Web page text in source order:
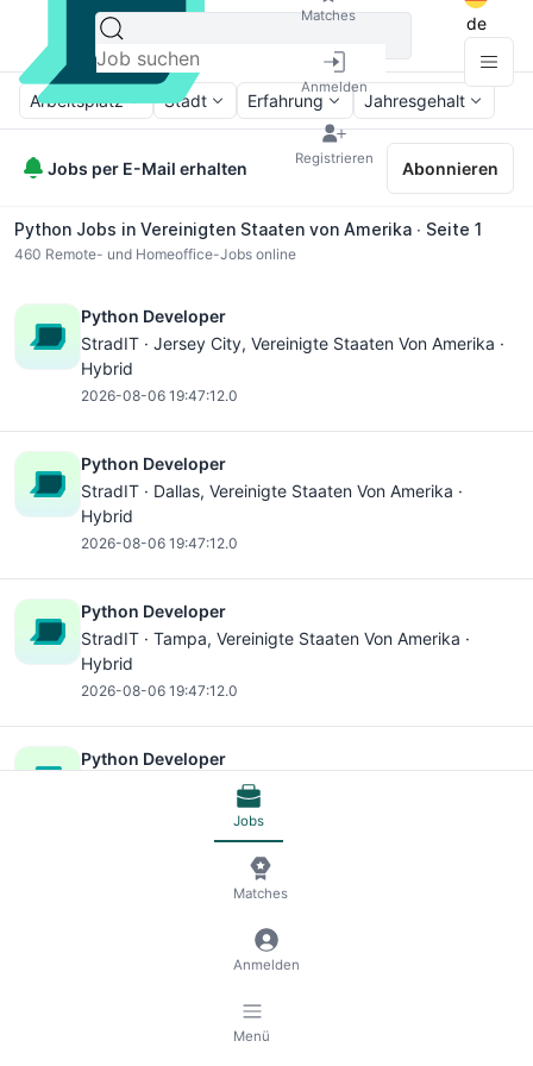
Matches
Anmelden
Registrieren
de
Arbeitsplatz Stadt Erfahrung Jahresgehalt
Jobs per E-Mail erhalten Abonnieren
Python Jobs in Vereinigten Staaten von Amerika ∙ Seite 1
460 Remote- und Homeoffice-Jobs online
Python Developer
StradIT · Jersey City, Vereinigte Staaten Von Amerika ·
Hybrid
2026-08-06 19:47:12.0
Python Developer
StradIT · Dallas, Vereinigte Staaten Von Amerika ·
Hybrid
2026-08-06 19:47:12.0
Python Developer
StradIT · Tampa, Vereinigte Staaten Von Amerika ·
Hybrid
2026-08-06 19:47:12.0
Python Developer
, Vereinigte Staaten Von Amerika ·
2026-08-06 19:47:12.0
Katmai · Vereinigte Staaten Von Amerika · Remote
2026-08-06 19:47:12.0
Jobs
Matches
Anmelden
Menü